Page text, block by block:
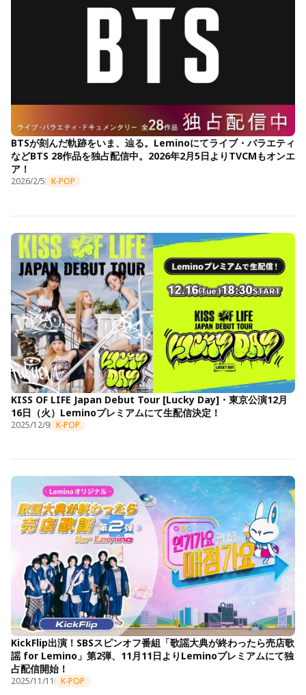
BTSが刻んだ軌跡をいま、辿る。Leminoにてライブ・バラエティ
などBTS 28作品を独占配信中。2026年2月5日よりTVCMもオンエ
ア！
2026/2/5 K-POP
KISS OF LIFE Japan Debut Tour [Lucky Day]・東京公演12月
16日（火）Leminoプレミアムにて生配信決定！
2025/12/9 K-POP
KickFlip出演！SBSスピンオフ番組「歌謡大典が終わったら売店歌
謡 for Lemino」第2弾、11月11日よりLeminoプレミアムにて独
占配信開始！
2025/11/11 K-POP